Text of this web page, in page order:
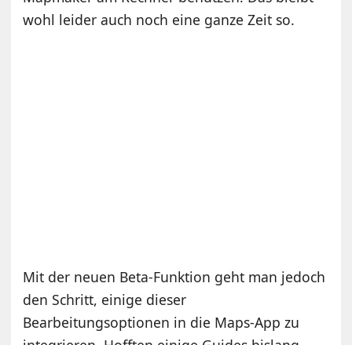
wohl leider auch noch eine ganze Zeit so.
Mit der neuen Beta-Funktion geht man jedoch
den Schritt, einige dieser
Bearbeitungsoptionen in die Maps-App zu